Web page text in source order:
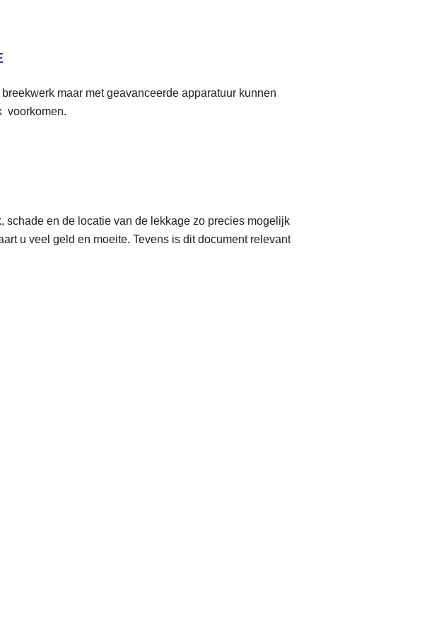
maar met geavanceerde apparatuur kunnen
voorkomen.
en de locatie van de lekkage zo precies mogelijk
u veel geld en moeite. Tevens is dit document relevant